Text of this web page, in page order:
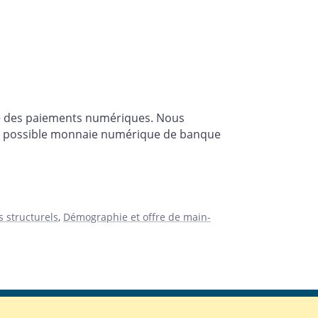
paiements numériques. Nous
monnaie numérique de banque
structurels, Démographie et offre de main-